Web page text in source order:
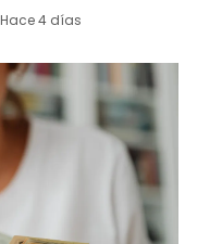
Hace 4 días